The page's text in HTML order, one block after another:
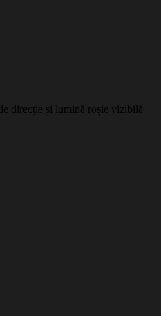
direcție și lumină roșie vizibilă